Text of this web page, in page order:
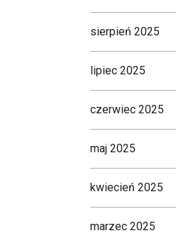
sierpień 2025
lipiec 2025
czerwiec 2025
maj 2025
kwiecień 2025
marzec 2025